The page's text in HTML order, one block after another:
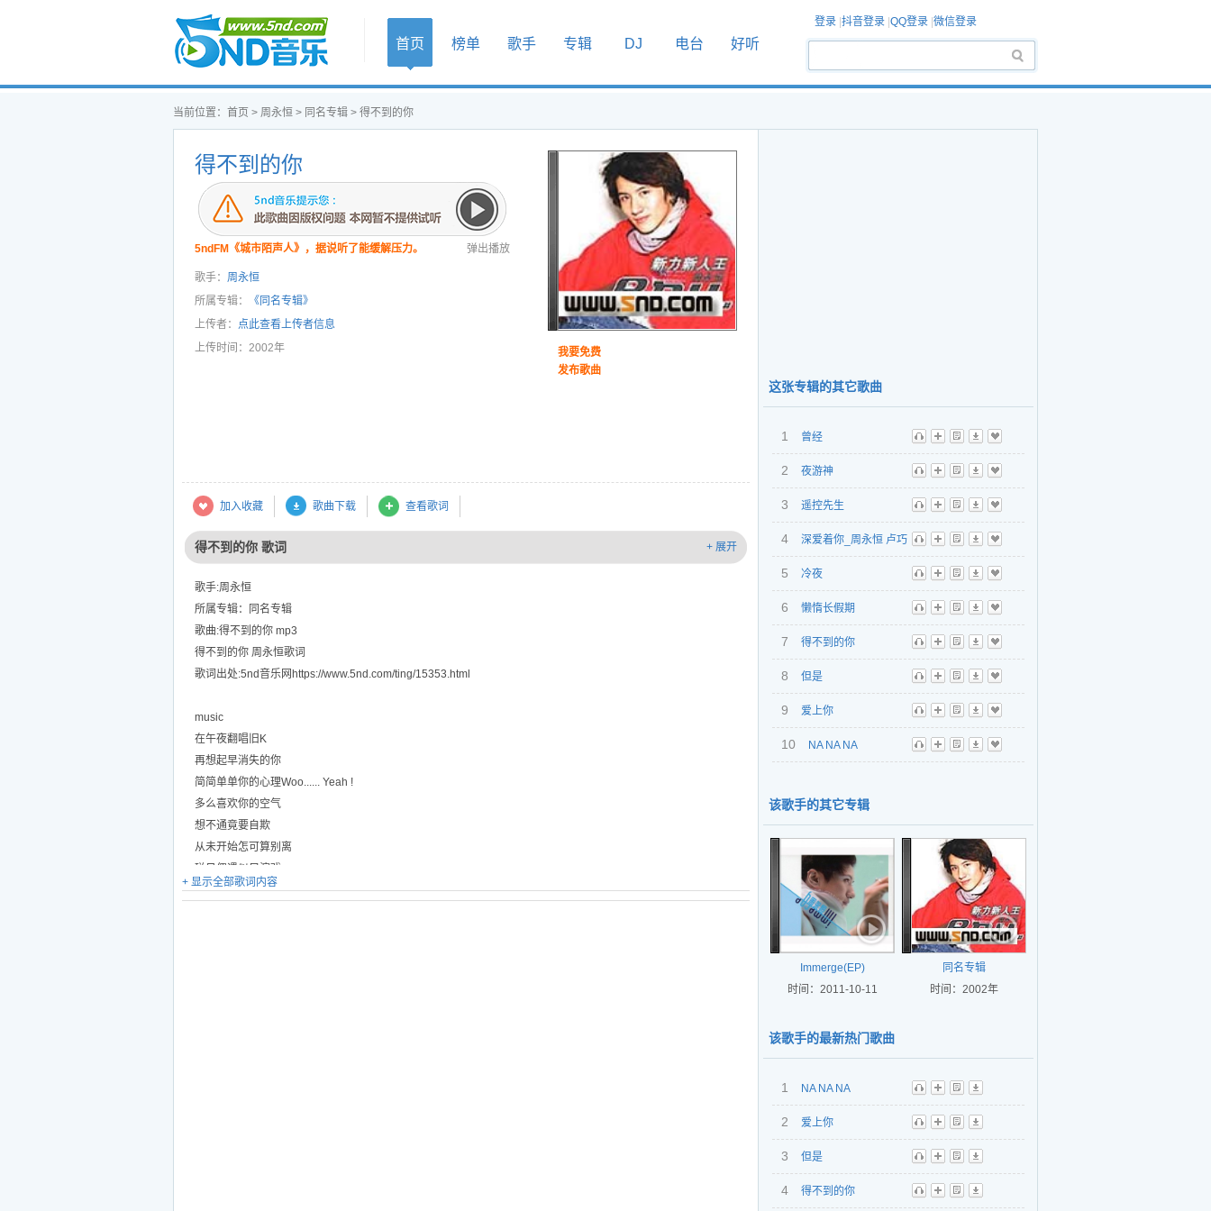
首页
首页 榜单 歌手 专辑 DJ 电台 好听
登录 抖音登录 QQ登录 微信登录
当前位置： 首页 > 周永恒 > 同名专辑 > 得不到的你
得不到的你
5ndFM《城市陌声人》，据说听了能缓解压力。 弹出播放
歌手： 周永恒
所属专辑：
《同名专辑》
上传者： 点此查看上传者信息
上传时间：2002年
我要免费
发布歌曲
加入收藏 歌曲下载 查看歌词
得不到的你 歌词 + 展开
歌手:周永恒
所属专辑：同名专辑
歌曲:得不到的你 mp3
得不到的你 周永恒歌词
歌词出处:5nd音乐网https://www.5nd.com/ting/15353.html
music
在午夜翻唱旧K
再想起早消失的你
简简单单你的心理Woo...... Yeah !
多么喜欢你的空气
想不通竟要自欺
从未开始怎可算别离
碰见偶遇似足演戏
看上邂逅沦陷世纪
+ 显示全部歌词内容
这张专辑的其它歌曲
1
曾经
听
播 歌 下 收
2
夜游神
听
播 歌 下 收
3
遥控先生
听
播 歌 下 收
4 深爱着你_周永恒 卢巧
音
听 播 歌 下 收
5
冷夜
听
播 歌 下 收
6
懒惰长假期
听
播 歌 下 收
7
得不到的你
听
播 歌 下 收
8
但是
听
播 歌 下 收
9
爱上你
听
播 歌 下 收
10
NA NA NA
听
播 歌 下 收
该歌手的其它专辑
Immerge(EP)
时间：2011-10-11
同名专辑
时间：2002年
该歌手的最新热门歌曲
1
NA NA NA
听
播 歌 下
2
爱上你
听
播 歌 下
3
但是
听
播 歌 下
4
得不到的你
听
播 歌 下